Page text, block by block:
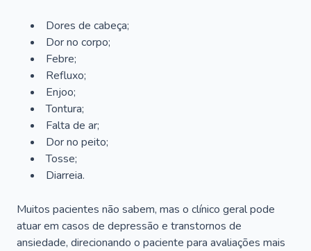
Dores de cabeça;
Dor no corpo;
Febre;
Refluxo;
Enjoo;
Tontura;
Falta de ar;
Dor no peito;
Tosse;
Diarreia.
Muitos pacientes não sabem, mas o clínico geral pode
atuar em casos de depressão e transtornos de
ansiedade, direcionando o paciente para avaliações mais